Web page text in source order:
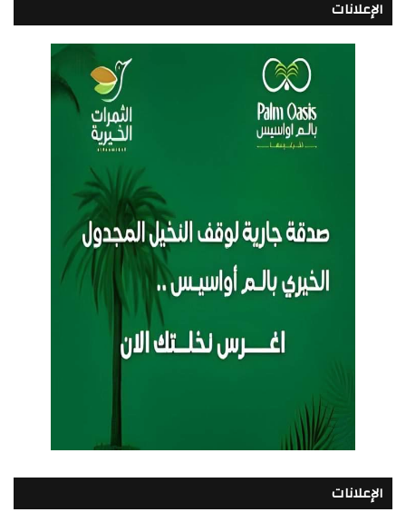
الإعلانات
الإعلانات